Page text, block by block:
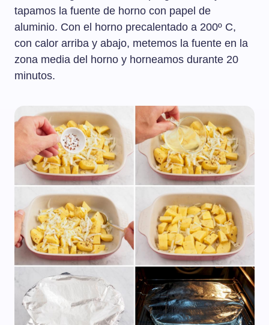
tapamos la fuente de horno con papel de
aluminio. Con el horno precalentado a 200º C,
con calor arriba y abajo, metemos la fuente en la
zona media del horno y horneamos durante 20
minutos.